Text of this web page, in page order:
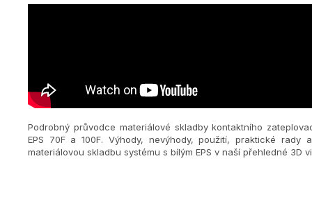
Podrobný průvodce materiálové skladby kontaktního
EPS 70F a 100F. Výhody, nevýhody, použití, praktické rady
materiálovou skladbu systému s bílým EPS v naší přehledné 3D